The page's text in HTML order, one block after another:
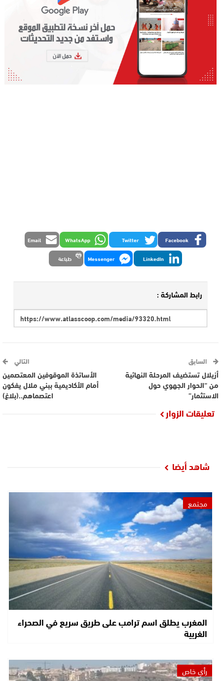
Facebook
Twitter
WhatsApp
Email
LinkedIn
Messenger طباعة
رابط المشاركة :
السابق
أزيلال تستضيف المرحلة النهائية
من “الحوار الجهوي حول
الاستثمار”
التالي
الأساتذة الموقوفين المعتصمين
أمام الأكاديمية ببني ملال يفكون
اعتصماهم..(بلاغ)
تعليقات الزوار
شاهد أيضا
مجتمع
المغرب يطلق اسم ترامب على طريق سريع في الصحراء
الغربية
رأي خاص